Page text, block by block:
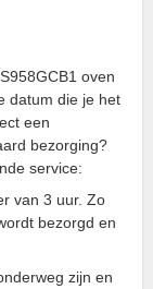
oven
datum die je het
een
bezorging?
service:
van 3 uur. Zo
bezorgd en
zijn en